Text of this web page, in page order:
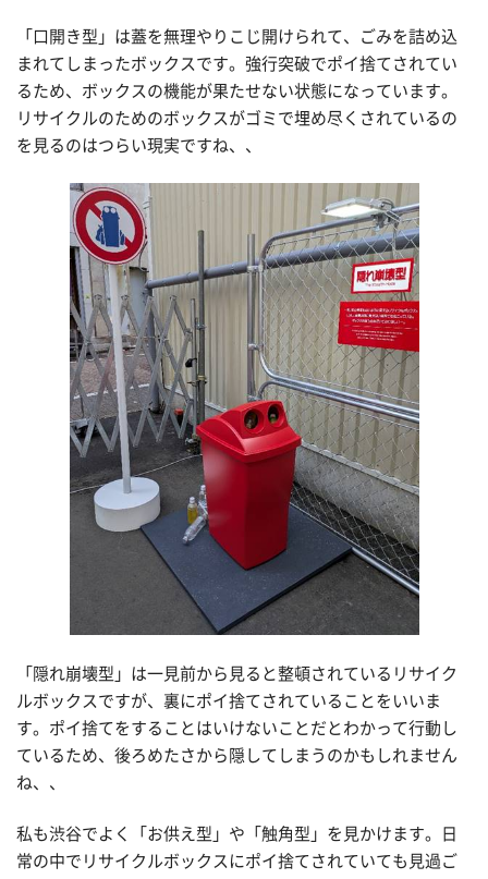
「口開き型」は蓋を無理やりこじ開けられて、ごみを詰め込
まれてしまったボックスです。強行突破でポイ捨てされてい
るため、ボックスの機能が果たせない状態になっています。
リサイクルのためのボックスがゴミで埋め尽くされているの
を見るのはつらい現実ですね、、
「隠れ崩壊型」は一見前から見ると整頓されているリサイク
ルボックスですが、裏にポイ捨てされていることをいいま
す。ポイ捨てをすることはいけないことだとわかって行動し
ているため、後ろめたさから隠してしまうのかもしれません
ね、、
私も渋谷でよく「お供え型」や「触角型」を見かけます。日
常の中でリサイクルボックスにポイ捨てされていても見過ご